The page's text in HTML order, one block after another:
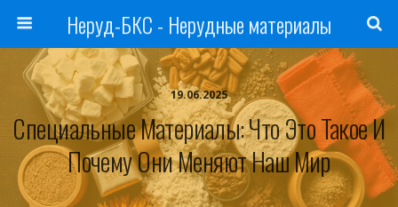
Неруд-БКС - Нерудные материалы
19.06.2025
Специальные Материалы: Что Это Такое И
Почему Они Меняют Наш Мир